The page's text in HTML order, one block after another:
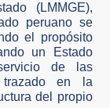
(LMMGE),
peruano se
el propósito
un Estado
de las
trazado en la
del propio